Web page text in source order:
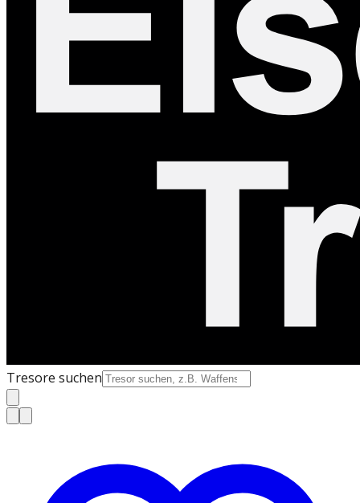
Tresore suchen